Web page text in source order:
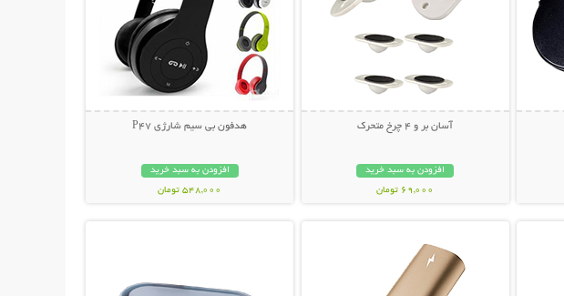
آسان بر و 4 چرخ متحرک
افزودن به سبد خرید
69,000 تومان
هدفون بی سیم شارژی P47
افزودن به سبد خرید
548,000 تومان